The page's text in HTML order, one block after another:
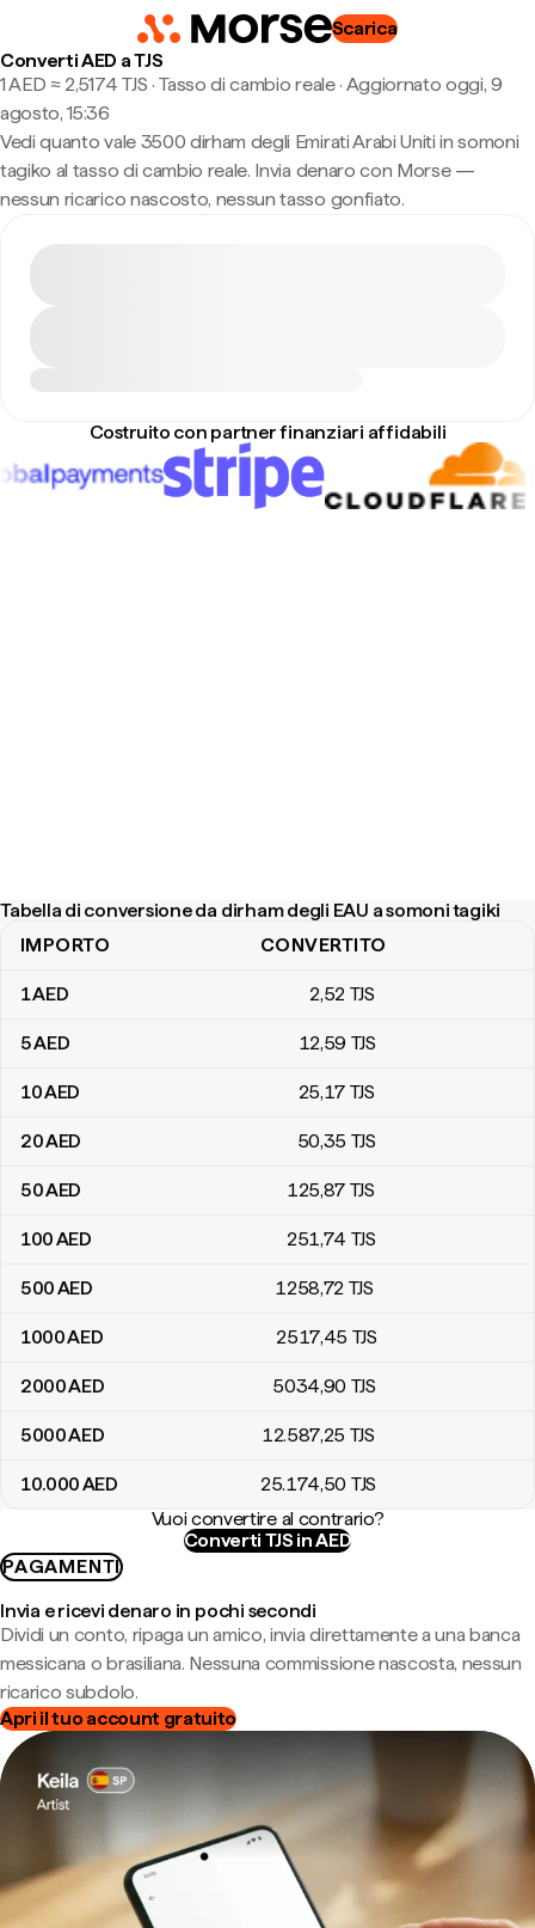
Scarica
Converti AED a TJS
1 AED ≈ 2,5174 TJS · Tasso di cambio reale· Aggiornato oggi, 9
agosto, 15:36
Vedi quanto vale 3500 dirham degli Emirati Arabi Uniti in somoni
tagiko al tasso di cambio reale. Invia denaro con Morse —
nessun ricarico nascosto, nessun tasso gonfiato.
Costruito con partner finanziari affidabili
Tabella di conversione da dirham degli EAU a somoni tagiki
Tabella di conversione da dirham degli EAU a somoni tagiki
IMPORTO CONVERTITO
1AED 2,52 TJS
5AED 12,59 TJS
10AED 25,17 TJS
20AED 50,35 TJS
50AED 125,87 TJS
100AED 251,74 TJS
500AED 1258,72 TJS
1000AED 2517,45 TJS
2000AED 5034,90 TJS
5000AED 12.587,25 TJS
10.000AED 25.174,50 TJS
Vuoi convertire al contrario?
Converti TJS in AED
PAGAMENTI
Invia e ricevi denaro in pochi secondi
Dividi un conto, ripaga un amico, invia direttamente a una banca
messicana o brasiliana. Nessuna commissione nascosta, nessun
ricarico subdolo.
Apri il tuo account gratuito